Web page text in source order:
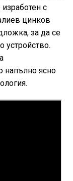
с
цинков
за да се
устройство.
напълно ясно